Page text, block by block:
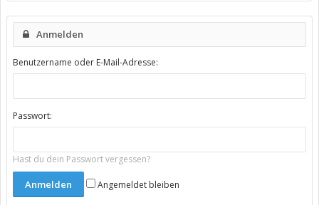
Anmelden
Benutzername oder E-Mail-Adresse:
Passwort:
Hast du dein Passwort vergessen?
Angemeldet bleiben